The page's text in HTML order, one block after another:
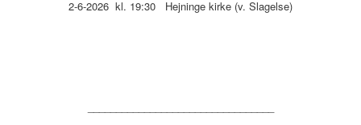
2-6-2026 kl. 19:30 Hejninge kirke (v. Slagelse)